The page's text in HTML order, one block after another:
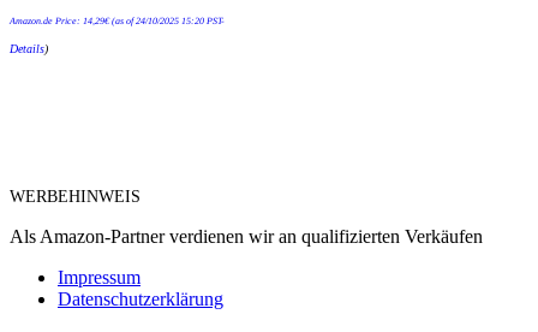
Amazon.de Price: 14,29€(as of 24/10/2025 15:20 PST-
Details)
WERBEHINWEIS
Als Amazon-Partner verdienen wir an qualifizierten Verkäufen
Impressum
Datenschutzerklärung